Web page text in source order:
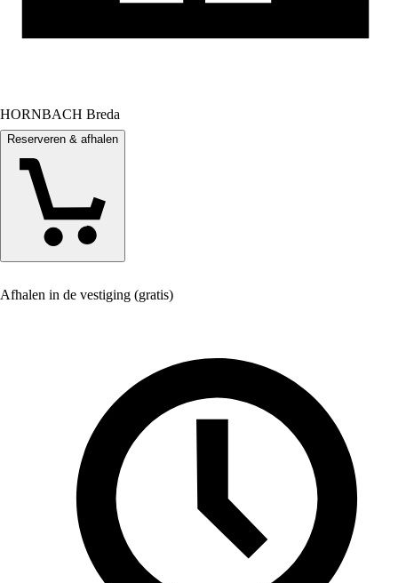
HORNBACH Breda
Reserveren & afhalen
Afhalen in de vestiging (gratis)